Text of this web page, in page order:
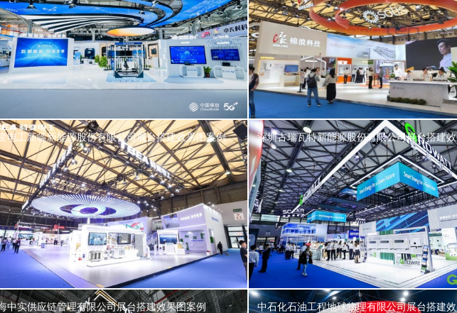
电工新疆新能源股份有限公司展台搭建效果图案例 深圳古瑞瓦特新能源股份有限公司展台搭建
中实供应链管理有限公司展台搭建效果图案例 中石化石油工程地球物理有限公司展台搭建